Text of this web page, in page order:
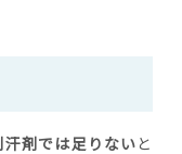
汗剤では足りない と